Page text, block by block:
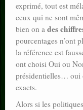
exprimé, tout est
ceux qui ne sont
bien on a des
pourcentages n’ont
la référence est
ont choisi Oui ou
présidentielles… oui
exacts.
Alors si les